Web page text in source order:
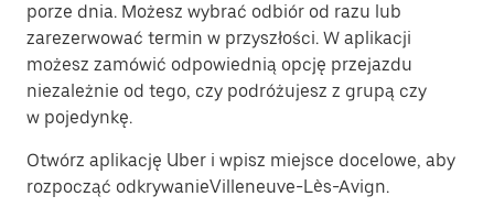
porze dnia. Możesz wybrać odbiór od razu lub
zarezerwować termin w przyszłości. W aplikacji
możesz zamówić odpowiednią opcję przejazdu
niezależnie od tego, czy podróżujesz z grupą czy
w pojedynkę.
Otwórz aplikację Uber i wpisz miejsce docelowe, aby
rozpocząć odkrywanieVilleneuve-Lès-Avign.